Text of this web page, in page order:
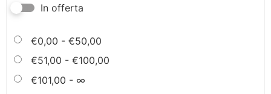
In offerta
€0,00 - €50,00
€51,00 - €100,00
€101,00 - ∞